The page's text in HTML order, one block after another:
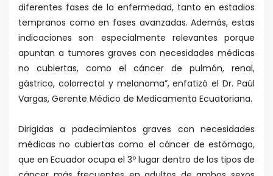
diferentes fases de la enfermedad, tanto en estadios
tempranos como en fases avanzadas. Además, estas
indicaciones son especialmente relevantes porque
apuntan a tumores graves con necesidades médicas
no cubiertas, como el cáncer de pulmón, renal,
gástrico, colorrectal y melanoma”, enfatizó el Dr. Paúl
Vargas, Gerente Médico de Medicamenta Ecuatoriana.
Dirigidas a padecimientos graves con necesidades
médicas no cubiertas como el cáncer de estómago,
que en Ecuador ocupa el 3º lugar dentro de los tipos de